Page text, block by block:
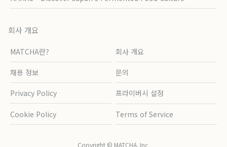
회사 개요
MATCHA란? 회사 개요
채용 정보 문의
Privacy Policy 프라이버시 설정
Cookie Policy Terms of Service
Copyright © MATCHA, Inc.